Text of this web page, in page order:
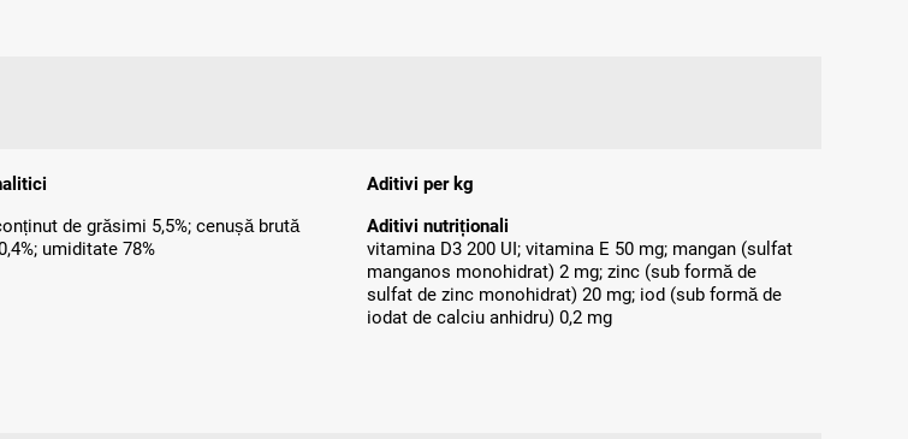
de grăsimi 5,5%; cenușă brută
umiditate 78%
Aditivi per kg
Aditivi nutriționali
vitamina D3 200 UI; vitamina E 50 mg; mangan (sulfat
manganos monohidrat) 2 mg; zinc (sub formă de
sulfat de zinc monohidrat) 20 mg; iod (sub formă de
iodat de calciu anhidru) 0,2 mg